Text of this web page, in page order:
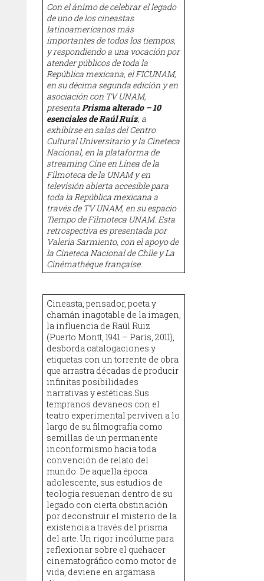
Con el ánimo de celebrar el legado
de uno de los cineastas
latinoamericanos más
importantes de todos los tiempos,
y respondiendo a una vocación por
atender públicos de toda la
República mexicana, el FICUNAM,
en su décima segunda edición y en
asociación con TV UNAM,
presenta Prisma alterado – 10
esenciales de Raúl Ruiz, a
exhibirse en salas del Centro
Cultural Universitario y la Cineteca
Nacional, en la plataforma de
streaming Cine en Línea de la
Filmoteca de la UNAM y en
televisión abierta accesible para
toda la República mexicana a
través de TV UNAM, en su espacio
Tiempo de Filmoteca UNAM. Esta
retrospectiva es presentada por
Valeria Sarmiento, con el apoyo de
la Cineteca Nacional de Chile y La
Cinémathèque française.
Cineasta, pensador, poeta y
chamán inagotable de la imagen,
la influencia de Raúl Ruiz
(Puerto Montt, 1941 – París, 2011),
desborda catalogaciones y
etiquetas con un torrente de obra
que arrastra décadas de producir
infinitas posibilidades
narrativas y estéticas.Sus
tempranos devaneos con el
teatro experimental perviven a lo
largo de su filmografía como
semillas de un permanente
inconformismo hacia toda
convención de relato del
mundo. De aquella época
adolescente, sus estudios de
teología resuenan dentro de su
legado con cierta obstinación
por deconstruir el misterio de la
existencia a través del prisma
del arte. Un rigor incólume para
reflexionar sobre el quehacer
cinematográfico como motor de
vida, deviene en argamasa